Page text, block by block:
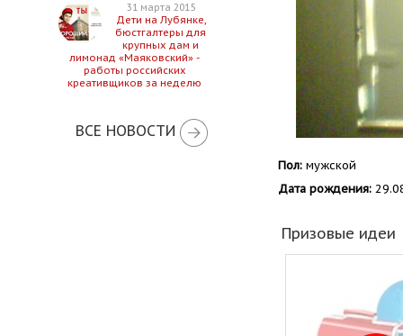
31 марта 2015
Дети на Лубянке,
бюстгалтеры для
крупных дам и
лимонад «Маяковский» -
работы российских
креативщиков за неделю
ВСЕ НОВОСТИ
Пол:мужской
Дата рождения:
Призовые идеи